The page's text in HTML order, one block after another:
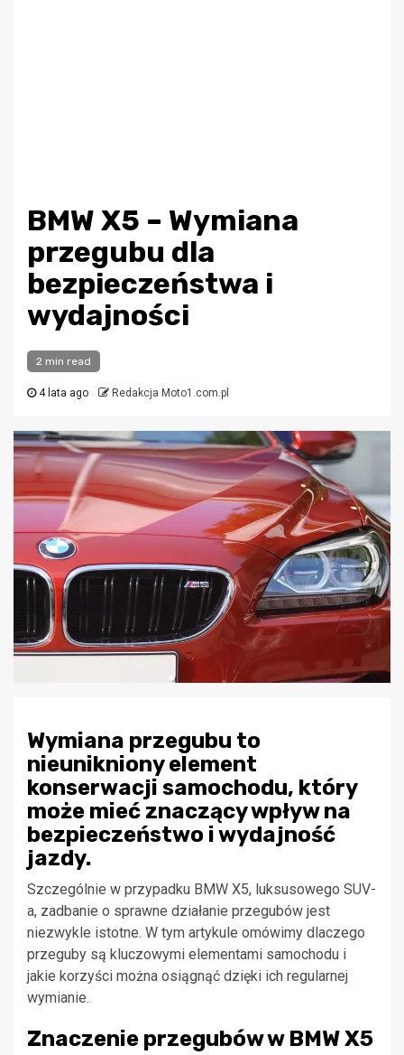
BMW X5 – Wymiana
przegubu dla
bezpieczeństwa i
wydajności
2 min read
4 lata ago Redakcja Moto1.com.pl
Wymiana przegubu to
nieunikniony element
konserwacji samochodu, który
może mieć znaczący wpływ na
bezpieczeństwo i wydajność
jazdy.
Szczególnie w przypadku BMW X5, luksusowego SUV-
a, zadbanie o sprawne działanie przegubów jest
niezwykle istotne. W tym artykule omówimy dlaczego
przeguby są kluczowymi elementami samochodu i
jakie korzyści można osiągnąć dzięki ich regularnej
wymianie.
Znaczenie przegubów w BMW X5